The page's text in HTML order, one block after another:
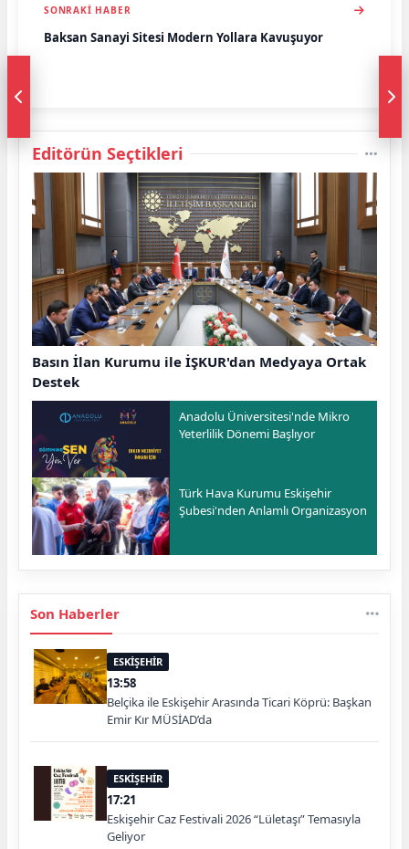
SONRAKI HABER
Baksan Sanayi Sitesi Modern Yollara Kavuşuyor
Editörün Seçtikleri
Basın İlan Kurumu ile İŞKUR'dan Medyaya Ortak
Destek
Anadolu Üniversitesi'nde Mikro
Yeterlilik Dönemi Başlıyor
Türk Hava Kurumu Eskişehir
Şubesi'nden Anlamlı Organizasyon
Son Haberler
ESKİŞEHİR
13:58
Belçika ile Eskişehir Arasında Ticari Köprü: Başkan
Emir Kır MÜSİAD’da
ESKİŞEHİR
17:21
Eskişehir Caz Festivali 2026 “Lületaşı” Temasıyla
Geliyor